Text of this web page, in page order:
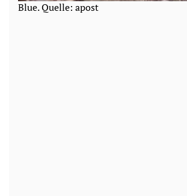
Blue. Quelle: apost